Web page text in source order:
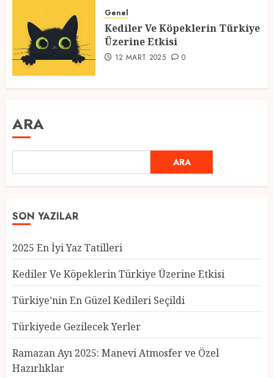
Genel
Kediler Ve Köpeklerin Türkiye
Üzerine Etkisi
12 MART 2025 0
ARA
ARA
SON YAZILAR
2025 En İyi Yaz Tatilleri
Kediler Ve Köpeklerin Türkiye Üzerine Etkisi
Türkiye’nin En Güzel Kedileri Seçildi
Türkiyede Gezilecek Yerler
Ramazan Ayı 2025: Manevi Atmosfer ve Özel
Hazırlıklar
Türkiye’nin En Güzel Kedileri
Seçildi